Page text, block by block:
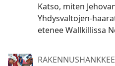
Katso, miten
Yhdysvaltojen-
etenee Wallkillissa